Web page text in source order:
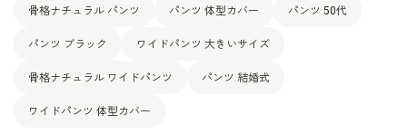
骨格ナチュラル パンツ パンツ 体型カバー パンツ 50代
パンツ ブラック ワイドパンツ 大きいサイズ
骨格ナチュラル ワイドパンツ パンツ 結婚式
ワイドパンツ 体型カバー